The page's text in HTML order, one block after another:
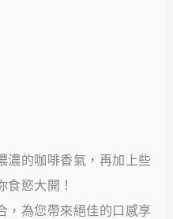
濃的咖啡香氣，再加上些
慾大開！
，為您帶來絕佳的口感享